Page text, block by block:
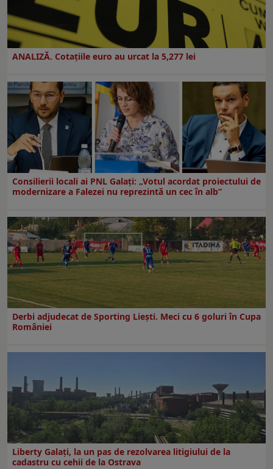
ANALIZĂ. Cotațiile euro au urcat la 5,277 lei
Consilierii locali ai PNL Galaţi: „Votul acordat proiectului de
modernizare a Falezei nu reprezintă un cec în alb”
Derbi adjudecat de Sporting Liești. Meci cu 6 goluri în Cupa
României
Liberty Galați, la un pas de rezolvarea litigiului de la
cadastru cu cehii de la Ostrava